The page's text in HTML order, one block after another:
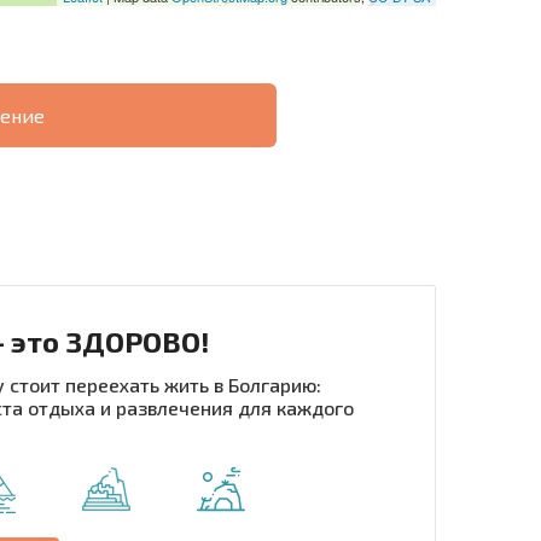
| Нажимая кнопку, вы разрешаете
Отправить сообщение
это ЗДОРОВО!
переехать жить в Болгарию:
отдыха и развлечения для каждого